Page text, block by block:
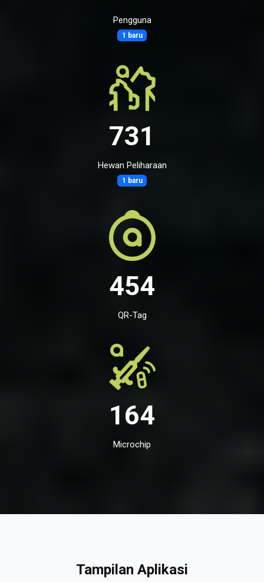
Pengguna
1 baru
731
Hewan Peliharaan
1 baru
454
QR-Tag
164
Microchip
Tampilan Aplikasi